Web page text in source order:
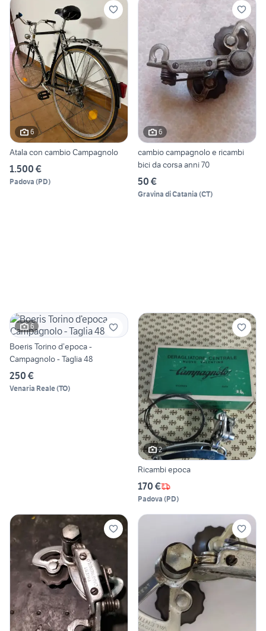
6
Atala con cambio Campagnolo
1.500 €
Padova (PD)
6
cambio campagnolo e ricambi
bici da corsa anni 70
50 €
Gravina di Catania (CT)
6
Boeris Torino d’epoca -
Campagnolo - Taglia 48
250 €
Venaria Reale(TO)
2
Ricambi epoca
170 €
Padova (PD)